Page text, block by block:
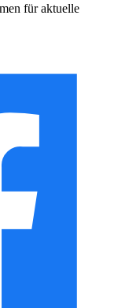
für aktuelle